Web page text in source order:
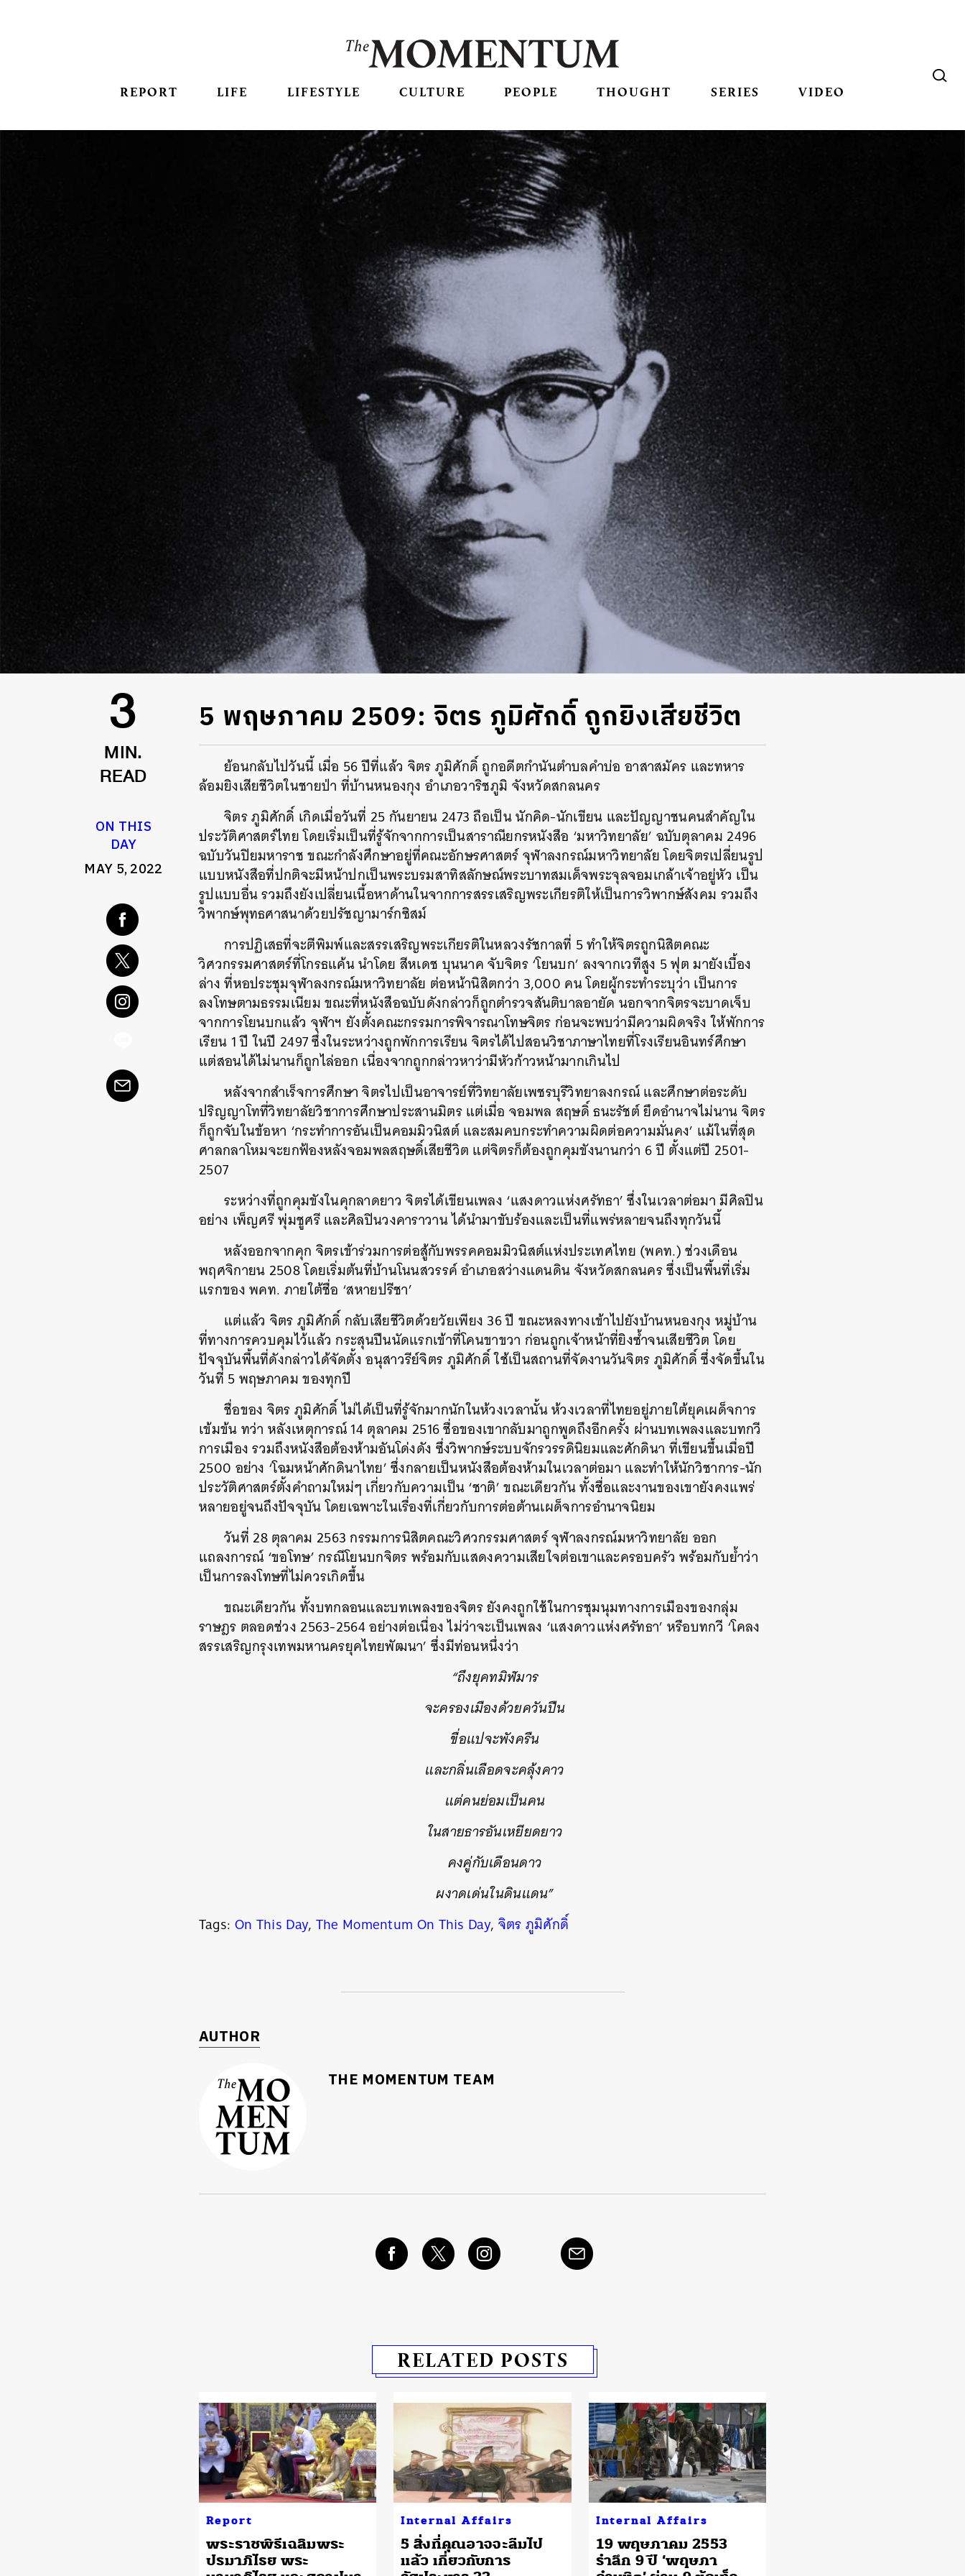
REPORT LIFE LIFESTYLE CULTURE PEOPLE THOUGHT SERIES VIDEO
3
MIN.
READ
ON THIS
DAY
MAY 5, 2022
5 พฤษภาคม 2509: จิตร ภูมิศักดิ์ ถูกยิงเสียชีวิต
ย้อนกลับไปวันนี้ เมื่อ 56 ปีที่แล้ว จิตร ภูมิศักดิ์ ถูกอดีตกำนันตำบลคำบ่อ อาสาสมัคร และทหาร
ล้อมยิงเสียชีวิตในชายป่า ที่บ้านหนองกุง อําเภอวาริชภูมิ จังหวัดสกลนคร
จิตร ภูมิศักดิ์ เกิดเมื่อวันที่ 25 กันยายน 2473 ถือเป็น นักคิด-นักเขียน และปัญญาชนคนสำคัญใน
ประวัติศาสตร์ไทย โดยเริ่มเป็นที่รู้จักจากการเป็นสาราณียกรหนังสือ ‘มหาวิทยาลัย’ ฉบับตุลาคม 2496
ฉบับวันปิยมหาราช ขณะกำลังศึกษาอยู่ที่คณะอักษรศาสตร์ จุฬาลงกรณ์มหาวิทยาลัย โดยจิตรเปลี่ยนรูป
แบบหนังสือที่ปกติจะมีหน้าปกเป็นพระบรมสาทิสลักษณ์พระบาทสมเด็จพระจุลจอมเกล้าเจ้าอยู่หัว เป็น
รูปแบบอื่น รวมถึงยังเปลี่ยนเนื้อหาด้านในจากการสรรเสริญพระเกียรติให้เป็นการวิพากษ์สังคม รวมถึง
วิพากษ์พุทธศาสนาด้วยปรัชญามาร์กซิสม์
การปฏิเสธที่จะตีพิมพ์และสรรเสริญพระเกียรติในหลวงรัชกาลที่ 5 ทำให้จิตรถูกนิสิตคณะ
วิศวกรรมศาสตร์ที่โกรธแค้น นำโดย สีหเดช บุนนาค จับจิตร ‘โยนบก’ ลงจากเวทีสูง 5 ฟุต มายังเบื้อง
ล่าง ที่หอประชุมจุฬาลงกรณ์มหาวิทยาลัย ต่อหน้านิสิตกว่า 3,000 คน โดยผู้กระทำระบุว่า เป็นการ
ลงโทษตามธรรมเนียม ขณะที่หนังสือฉบับดังกล่าวก็ถูกตำรวจสันติบาลอายัด นอกจากจิตรจะบาดเจ็บ
จากการโยนบกแล้ว จุฬาฯ ยังตั้งคณะกรรมการพิจารณาโทษจิตร ก่อนจะพบว่ามีความผิดจริง ให้พักการ
เรียน 1 ปี ในปี 2497 ซึ่งในระหว่างถูกพักการเรียน จิตรได้ไปสอนวิชาภาษาไทยที่โรงเรียนอินทร์ศึกษา
แต่สอนได้ไม่นานก็ถูกไล่ออก เนื่องจากถูกกล่าวหาว่ามีหัวก้าวหน้ามากเกินไป
หลังจากสำเร็จการศึกษา จิตรไปเป็นอาจารย์ที่วิทยาลัยเพชรบุรีวิทยาลงกรณ์ และศึกษาต่อระดับ
ปริญญาโทที่วิทยาลัยวิชาการศึกษาประสานมิตร แต่เมื่อ จอมพล สฤษดิ์ ธนะรัชต์ ยึดอำนาจไม่นาน จิตร
ก็ถูกจับในข้อหา ‘กระทำการอันเป็นคอมมิวนิสต์ และสมคบกระทำความผิดต่อความมั่นคง’ แม้ในที่สุด
ศาลกลาโหมจะยกฟ้องหลังจอมพลสฤษดิ์เสียชีวิต แต่จิตรก็ต้องถูกคุมขังนานกว่า 6 ปี ตั้งแต่ปี 2501-
2507
ระหว่างที่ถูกคุมขังในคุกลาดยาว จิตรได้เขียนเพลง ‘แสงดาวแห่งศรัทธา’ ซึ่งในเวลาต่อมา มีศิลปิน
อย่าง เพ็ญศรี พุ่มชูศรี และศิลปินวงคาราวาน ได้นำมาขับร้องและเป็นที่แพร่หลายจนถึงทุกวันนี้
หลังออกจากคุก จิตรเข้าร่วมการต่อสู้กับพรรคคอมมิวนิสต์แห่งประเทศไทย (พคท.) ช่วงเดือน
พฤศจิกายน 2508 โดยเริ่มต้นที่บ้านโนนสวรรค์ อำเภอสว่างแดนดิน จังหวัดสกลนคร ซึ่งเป็นพื้นที่เริ่ม
แรกของ พคท. ภายใต้ชื่อ ‘สหายปรีชา’
แต่แล้ว จิตร ภูมิศักดิ์ กลับเสียชีวิตด้วยวัยเพียง 36 ปี ขณะหลงทางเข้าไปยังบ้านหนองกุง หมู่บ้าน
ที่ทางการควบคุมไว้แล้ว กระสุนปืนนัดแรกเข้าที่โคนขาขวา ก่อนถูกเจ้าหน้าที่ยิงซ้ำจนเสียชีวิต โดย
ปัจจุบันพื้นที่ดังกล่าวได้จัดตั้ง อนุสาวรีย์จิตร ภูมิศักดิ์ ใช้เป็นสถานที่จัดงานวันจิตร ภูมิศักดิ์ ซึ่งจัดขึ้นใน
วันที่ 5 พฤษภาคม ของทุกปี
ชื่อของ จิตร ภูมิศักดิ์ ไม่ได้เป็นที่รู้จักมากนักในห้วงเวลานั้น ห้วงเวลาที่ไทยอยู่ภายใต้ยุคเผด็จการ
เข้มข้น ทว่า หลังเหตุการณ์ 14 ตุลาคม 2516 ชื่อของเขากลับมาถูกพูดถึงอีกครั้ง ผ่านบทเพลงและบทกวี
การเมือง รวมถึงหนังสือต้องห้ามอันโด่งดัง ซึ่งวิพากษ์ระบบจักรวรรดินิยมและศักดินา ที่เขียนขึ้นเมื่อปี
2500 อย่าง ‘โฉมหน้าศักดินาไทย’ ซึ่งกลายเป็นหนังสือต้องห้ามในเวลาต่อมา และทำให้นักวิชาการ-นัก
ประวัติศาสตร์ตั้งคำถามใหม่ๆ เกี่ยวกับความเป็น ‘ชาติ’ ขณะเดียวกัน ทั้งชื่อและงานของเขายังคงแพร่
หลายอยู่จนถึงปัจจุบัน โดยเฉพาะในเรื่องที่เกี่ยวกับการต่อต้านเผด็จการอำนาจนิยม
วันที่ 28 ตุลาคม 2563 กรรมการนิสิตคณะวิศวกรรมศาสตร์ จุฬาลงกรณ์มหาวิทยาลัย ออก
แถลงการณ์ ‘ขอโทษ’ กรณีโยนบกจิตร พร้อมกับแสดงความเสียใจต่อเขาและครอบครัว พร้อมกับย้ำว่า
เป็นการลงโทษที่ไม่ควรเกิดขึ้น
ขณะเดียวกัน ทั้งบทกลอนและบทเพลงของจิตร ยังคงถูกใช้ในการชุมนุมทางการเมืองของกลุ่ม
ราษฎร ตลอดช่วง 2563-2564 อย่างต่อเนื่อง ไม่ว่าจะเป็นเพลง ‘แสงดาวแห่งศรัทธา’ หรือบทกวี ‘โคลง
สรรเสริญกรุงเทพมหานครยุคไทยพัฒนา’ ซึ่งมีท่อนหนึ่งว่า
“ถึงยุคทมิฬมาร
จะครองเมืองด้วยควันปืน
ขื่อแปจะพังครืน
และกลิ่นเลือดจะคลุ้งคาว
แต่คนย่อมเป็นคน
ในสายธารอันเหยียดยาว
คงคู่กับเดือนดาว
ผงาดเด่นในดินแดน”
Tags: On This Day, The Momentum On This Day, จิตร ภูมิศักดิ์
AUTHOR
THE MOMENTUM TEAM
RELATED POSTS
Report
พระราชพิธีเฉลิมพระ
ปรมาภิไธย พระ
Internal Affairs
5 สิ่งที่คุณอาจจะลืมไป
แล้ว เกี่ยวกับการ
Internal Affairs
19 พฤษภาคม 2553
รำลึก 9 ปี ‘พฤษภา
ค้นหา
SHARE TWEET LINE EMAIL